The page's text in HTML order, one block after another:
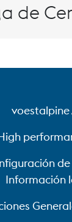
de
de
voestalpine
Información